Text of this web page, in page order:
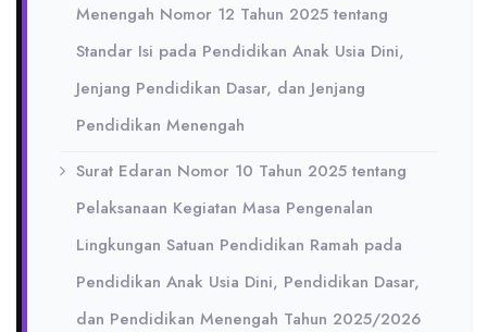
Menengah Nomor 12 Tahun 2025 tentang
Standar Isi pada Pendidikan Anak Usia Dini,
Jenjang Pendidikan Dasar, dan Jenjang
Pendidikan Menengah
Surat Edaran Nomor 10 Tahun 2025 tentang
Pelaksanaan Kegiatan Masa Pengenalan
Lingkungan Satuan Pendidikan Ramah pada
Pendidikan Anak Usia Dini, Pendidikan Dasar,
dan Pendidikan Menengah Tahun 2025/2026